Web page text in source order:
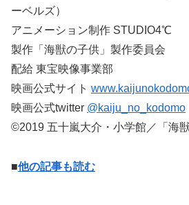
ーベルズ）
アニメーション制作 STUDIO4℃
製作「海獣の子供」製作委員会
配給 東宝映像事業部
映画公式サイト
映画公式twitter @kaiju_no_kodomo
©2019 五十嵐大介・小学館／「海
■他の記事も読む